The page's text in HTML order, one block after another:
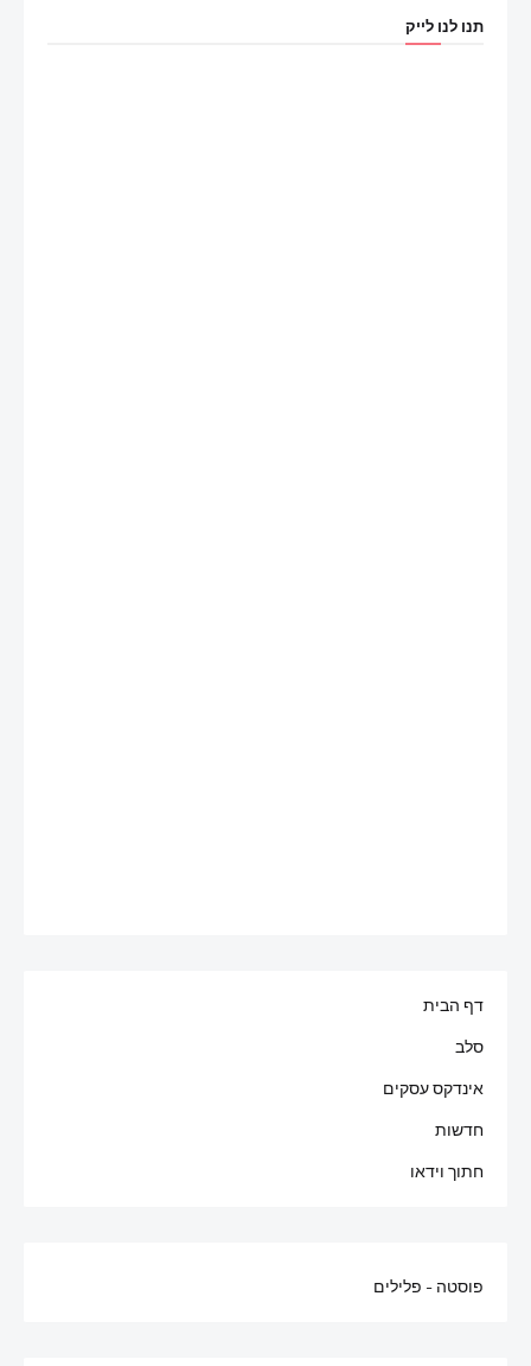
תנו לנו לייק
דף הבית
סלב
אינדקס עסקים
חדשות
חתוך וידאו
פוסטה - פלילים